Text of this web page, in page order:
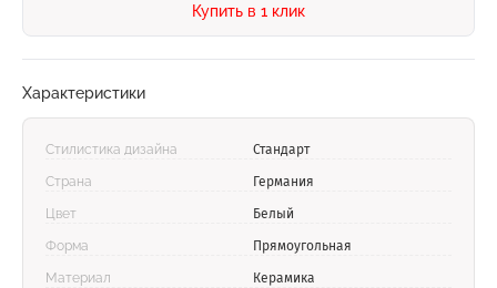
Купить в 1 клик
Характеристики
Стилистика дизайна Стандарт
Страна Германия
Цвет Белый
Форма Прямоугольная
Материал Керамика